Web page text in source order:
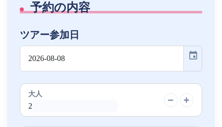
予約の内容
ツアー参加日
event
大人